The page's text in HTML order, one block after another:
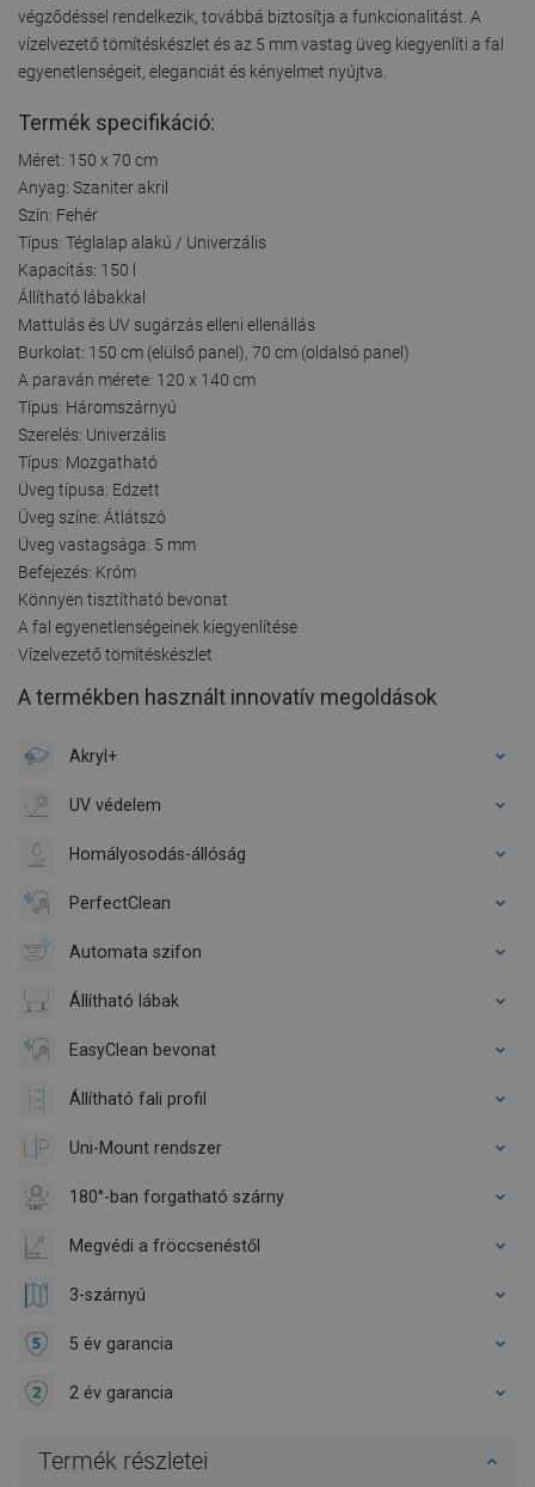
végződéssel rendelkezik, továbbá biztosítja a funkcionalitást. A
vízelvezető tömítéskészlet és az 5 mm vastag üveg kiegyenlíti a fal
egyenetlenségeit, eleganciát és kényelmet nyújtva.
Termék specifikáció:
Méret: 150 x 70 cm
Anyag: Szaniter akril
Szín: Fehér
Típus: Téglalap alakú / Univerzális
Kapacitás: 150 l
Állítható lábakkal
Mattulás és UV sugárzás elleni ellenállás
Burkolat: 150 cm (elülső panel), 70 cm (oldalsó panel)
A paraván mérete: 120 x 140 cm
Típus: Háromszárnyú
Szerelés: Univerzális
Típus: Mozgatható
Üveg típusa: Edzett
Üveg színe: Átlátszó
Üveg vastagsága: 5 mm
Befejezés: Króm
Könnyen tisztítható bevonat
A fal egyenetlenségeinek kiegyenlítése
Vízelvezető tömítéskészlet
A termékben használt innovatív megoldások
Akryl+
UV védelem
Homályosodás-állóság
PerfectClean
Automata szifon
Állítható lábak
EasyClean bevonat
Állítható fali profil
Uni-Mount rendszer
180°-ban forgatható szárny
Megvédi a fröccsenéstől
3-szárnyú
5 év garancia
2 év garancia
Termék részletei